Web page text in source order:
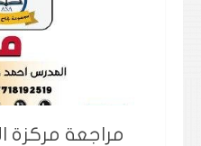
مراجعة مركزة